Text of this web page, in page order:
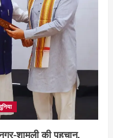
शामली की पहचान,